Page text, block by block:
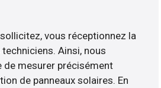
vous réceptionnez la
techniciens. Ainsi, nous
de mesurer précisément
de panneaux solaires. En